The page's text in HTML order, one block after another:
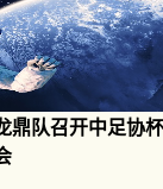
鼎队召开中足协